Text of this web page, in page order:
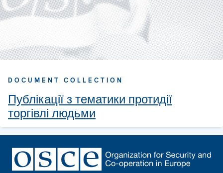
DOCUMENT COLLECTION
Публікації з тематики протидії
торгівлі людьми